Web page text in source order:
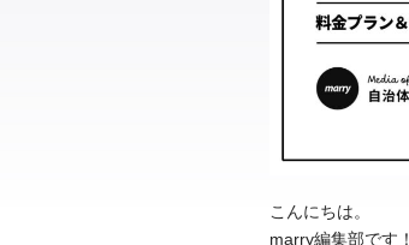
こんにちは。
marry編集部です！